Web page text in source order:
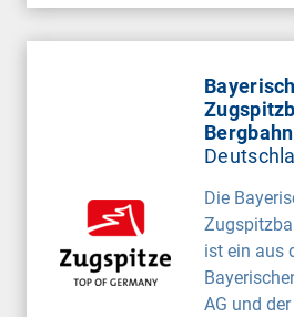
Die
ist ein aus
AG und